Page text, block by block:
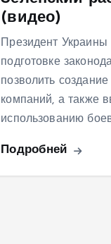
(видео)
Президент
подготовке
позволить
компаний, а также
использованию
Подробней